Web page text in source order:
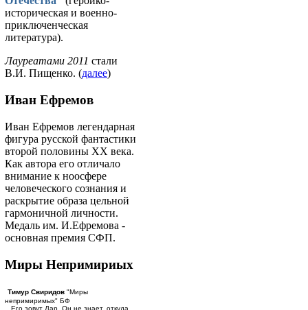
историческая и военно-
приключенческая
литература).
Лауреатами 2011 стали
В.И. Пищенко. (далее)
Иван Ефремов
Иван Ефремов легендарная
фигура русской фантастики
второй половины ХХ века.
Как автора его отличало
внимание к ноосфере
человеческого сознания и
раскрытие образа цельной
гармоничной личности.
Медаль им. И.Ефремова -
основная премия СФП.
Миры Непримириых
Тимур Свиридов "Миры
непримиримых" БФ
...Его зовут Дар. Он не знает, откуда